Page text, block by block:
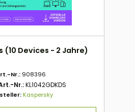
(10 Devices - 2 Jahre)
Nr.: 908396
Nr.:KL1042GDKDS
Kaspersky